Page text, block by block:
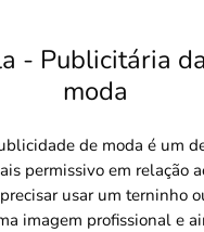
- Publicitária
moda
de moda é um
permissivo em relação
usar um terninho
imagem profissional e